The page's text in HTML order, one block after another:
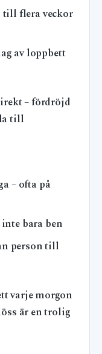
till flera veckor
av loppbett
– fördröjd
till
– ofta på
bara ben
person till
varje morgon
är en trolig